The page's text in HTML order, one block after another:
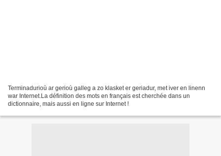
Terminadurioù ar gerioù galleg a zo klasket er geriadur, met iver en linenn
war Internet.La définition des mots en français est cherchée dans un
dictionnaire, mais aussi en ligne sur Internet !